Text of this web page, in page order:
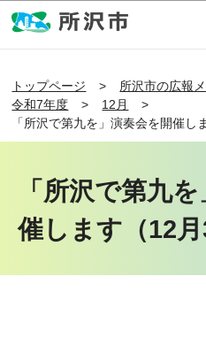
トップページ 所沢市の広報
令和7年度
12月
「所沢で第九を」演奏会を開催し
「所沢で第九
催します（12月